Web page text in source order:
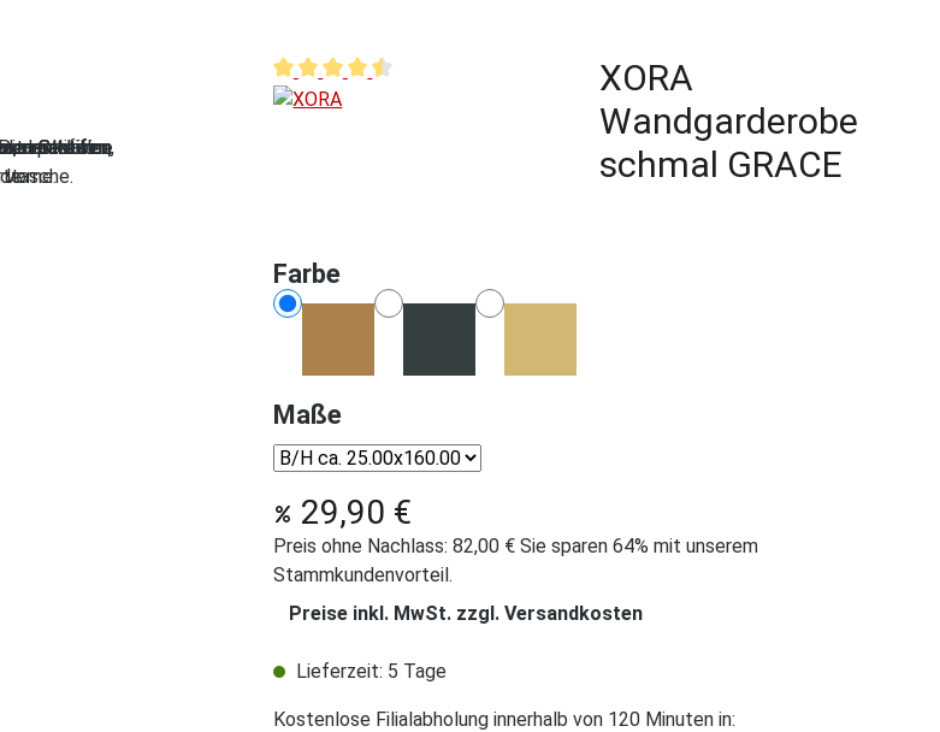
Durchschnittliche Bewertung von 4.5 von 5 Sternen
XORA
Wandgarderobe
schmal GRACE
Farbe
Konfigurator Farbe
Maße
Konfigurator Maße
29,90 €
Preis ohne Nachlass: 82,00 €Sie sparen 64% mit unserem
Stammkundenvorteil.
Preise inkl. MwSt. zzgl. Versandkosten
Lieferzeit: 5 Tage
Kostenlose Filialabholung innerhalb von 120 Minuten in: